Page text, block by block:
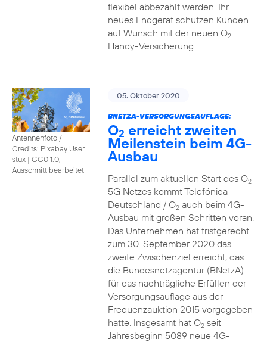
flexibel abbezahlt werden. Ihr
neues Endgerät schützen Kunden
auf Wunsch mit der neuen O2
Handy-Versicherung.
Antennenfoto /
Credits: Pixabay User
stux | CC0 1.0,
Ausschnitt bearbeitet
05. Oktober 2020
BNETZA-VERSORGUNGSAUFLAGE:
O2 erreicht zweiten
Meilenstein beim 4G-
Ausbau
Parallel zum aktuellen Start des O2
5G Netzes kommt Telefónica
Deutschland / O2auch beim 4G-
Ausbau mit großen Schritten voran.
Das Unternehmen hat fristgerecht
zum 30. September 2020 das
zweite Zwischenziel erreicht, das
die Bundesnetzagentur (BNetzA)
für das nachträgliche Erfüllen der
Versorgungsauflage aus der
Frequenzauktion 2015 vorgegeben
hatte. Insgesamt hat O2seit
Jahresbeginn 5089 neue 4G-